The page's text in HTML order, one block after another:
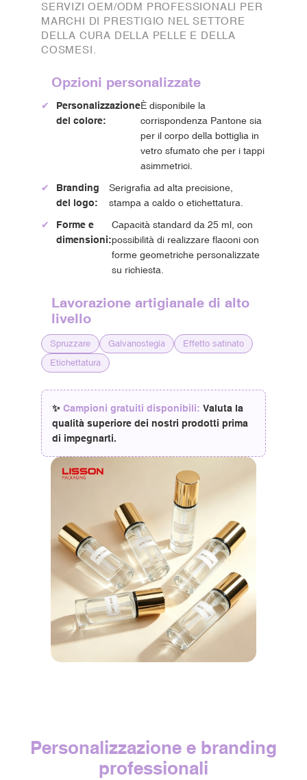
SERVIZI OEM/ODM PROFESSIONALI PER
MARCHI DI PRESTIGIO NEL SETTORE
DELLA CURA DELLA PELLE E DELLA
COSMESI.
Opzioni personalizzate
✔
Personalizzazione
del colore:
È disponibile la
corrispondenza Pantone sia
per il corpo della bottiglia in
vetro sfumato che per i tappi
asimmetrici.
✔
Branding
del logo:
Serigrafia ad alta precisione,
stampa a caldo o etichettatura.
✔
Forme e
dimensioni:
Capacità standard da 25 ml, con
possibilità di realizzare flaconi con
forme geometriche personalizzate
su richiesta.
Lavorazione artigianale di alto
livello
Spruzzare Galvanostegia
Effetto satinato
Etichettatura
✨ Campioni gratuiti disponibili: Valuta la
qualità superiore dei nostri prodotti prima
di impegnarti.
Personalizzazione e branding
professionali